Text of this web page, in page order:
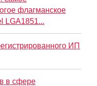
флагманское
LGA1851...
ИП
в сфере